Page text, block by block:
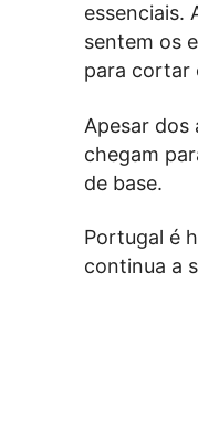
essenciais.
sentem os
para cortar
Apesar dos
chegam
de base.
Portugal é
continua a